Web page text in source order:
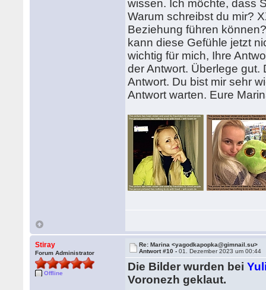
wissen. Ich möchte, dass
Warum schreibst du mir?
Beziehung führen
kann diese Gefühle jetzt
wichtig für mich, Ihre
der Antwort. Überlege gut.
Antwort. Du bist mir sehr
Antwort warten. Eure
Stiray
Forum Administrator
Offline
Re: Marina <yagodkapopka@gimnail.su>
Antwort #10 -01. Dezember 2023 um 00:44
Die Bilder wurden bei
Voronezh geklaut.